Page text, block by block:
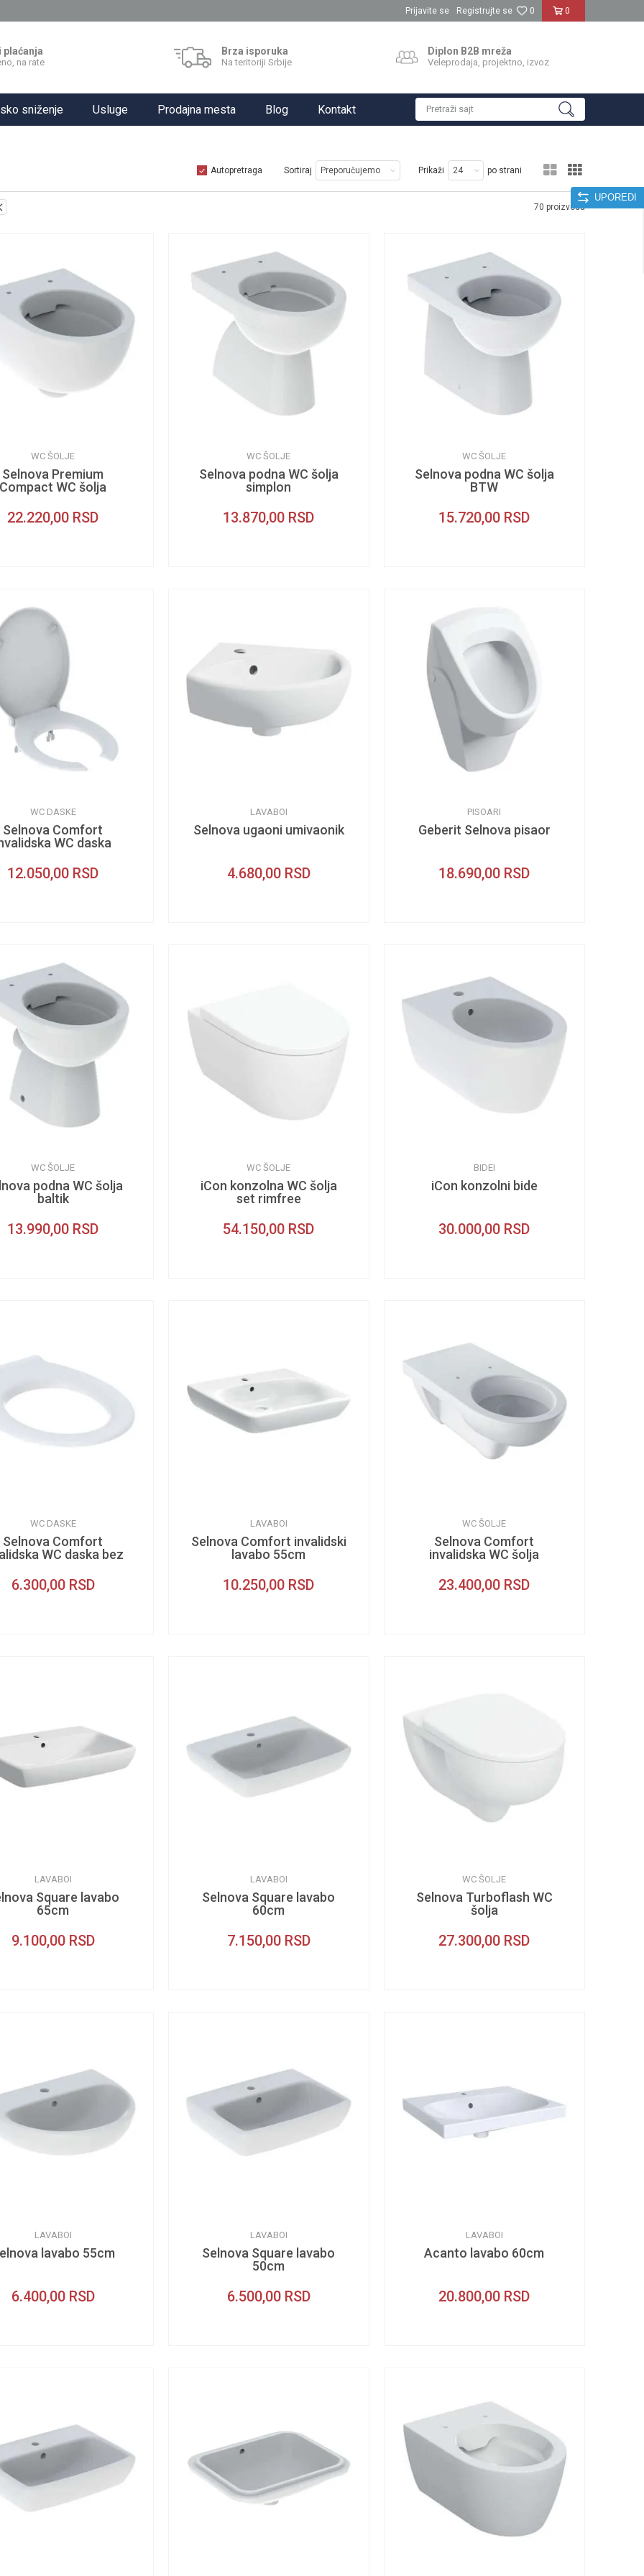
0
0
Prijavite se Registrujte se
plaćanja
na rate
Brza isporuka
Na teritoriji Srbije
Diplon B2B mreža
Veleprodaja, projektno, izvoz
sniženje Usluge Prodajna mesta Blog Kontakt Pretraži sajt
UPOREDI
Autopretraga Sortiraj Prikaži po strani
70 proizvoda
WC ŠOLJE
Selnova Premium
Compact WC šolja
22.220,00 RSD
WC ŠOLJE
Selnova podna WC šolja
simplon
13.870,00 RSD
WC ŠOLJE
Selnova podna WC šolja
BTW
15.720,00 RSD
WC DASKE
Selnova Comfort
WC daska
12.050,00 RSD
LAVABOI
Selnova ugaoni umivaonik
4.680,00 RSD
PISOARI
Geberit Selnova pisaor
18.690,00 RSD
WC ŠOLJE
podna WC šolja
baltik
13.990,00 RSD
WC ŠOLJE
iCon konzolna WC šolja
set rimfree
54.150,00 RSD
BIDEI
iCon konzolni bide
30.000,00 RSD
WC DASKE
Selnova Comfort
WC daska bez
6.300,00 RSD
LAVABOI
Selnova Comfort invalidski
lavabo 55cm
10.250,00 RSD
WC ŠOLJE
Selnova Comfort
invalidska WC šolja
23.400,00 RSD
LAVABOI
Square lavabo
65cm
9.100,00 RSD
LAVABOI
Selnova Square lavabo
60cm
7.150,00 RSD
WC ŠOLJE
Selnova Turboflash WC
šolja
27.300,00 RSD
LAVABOI
lavabo 55cm
6.400,00 RSD
LAVABOI
Selnova Square lavabo
50cm
6.500,00 RSD
LAVABOI
Acanto lavabo 60cm
20.800,00 RSD